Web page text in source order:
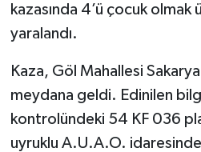
kazasında 4’ü çocuk
yaralandı.
Kaza, Göl Mahallesi
meydana geldi. Edinilen
kontrolündeki 54 KF 036
uyruklu A.U.A.O.